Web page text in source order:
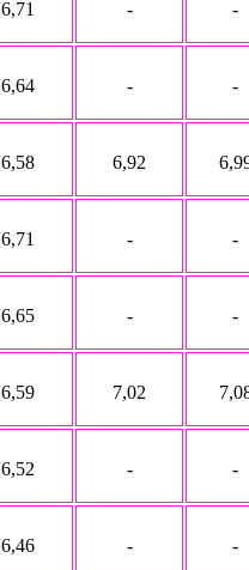
6,71 - -
6,64 - -
6,58 6,92
6,71 - -
6,65 - -
6,59 7,02
6,52 - -
6,46 - -